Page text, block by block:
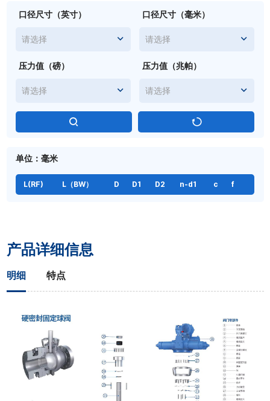
压力值（磅）
请选择
压力值（兆帕）
请选择
口径尺寸（毫米）
请选择
口径尺寸（英寸）
请选择
单位：毫米
L(RF) L（BW） D D1 D2 n-d1 c f
产品详细信息
明细 特点